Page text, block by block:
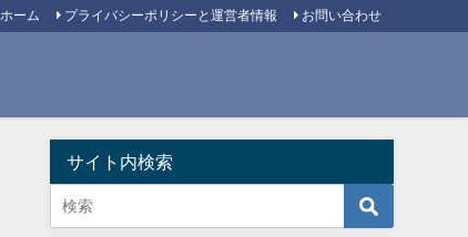
ホーム プライバシーポリシーと運営者情報 お問い合わせ
サイト内検索